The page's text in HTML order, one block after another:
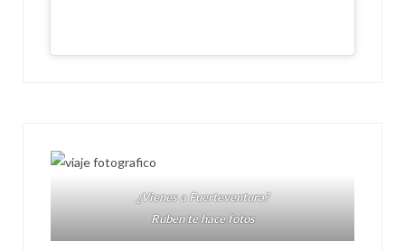
¿Vienes a Fuerteventura?
Ruben te hace fotos